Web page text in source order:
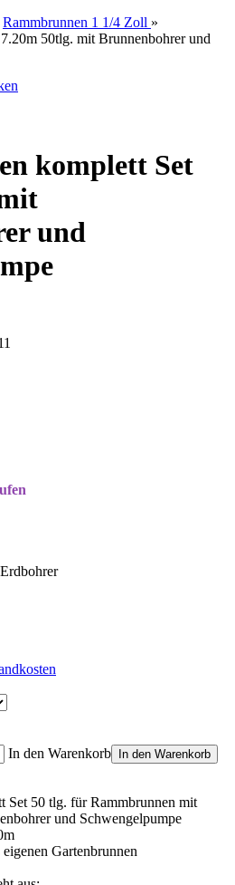
Rammbrunnen 1 1/4 Zoll »
50tlg. mit Brunnenbohrer und
komplett Set
und
In den Warenkorb In den Warenkorb
Set 50 tlg. für Rammbrunnen mit
und Schwengelpumpe
Gartenbrunnen